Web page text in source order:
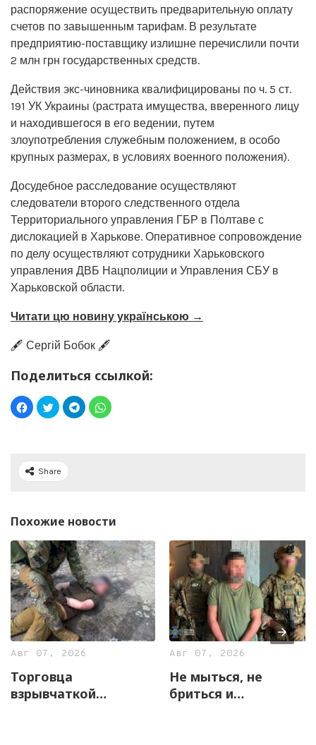
распоряжение осуществить предварительную оплату
счетов по завышенным тарифам. В результате
предприятию-поставщику излишне перечислили почти
2 млн грн государственных средств.
Действия экс-чиновника квалифицированы по ч. 5 ст.
191 УК Украины (растрата имущества, вверенного лицу
и находившегося в его ведении, путем
злоупотребления служебным положением, в особо
крупных размерах, в условиях военного положения).
Досудебное расследование осуществляют
следователи второго следственного отдела
Территориального управления ГБР в Полтаве с
дислокацией в Харькове. Оперативное сопровождение
по делу осуществляют сотрудники Харьковского
управления ДВБ Нацполиции и Управления СБУ в
Харьковской области.
Читати цю новину українською →
🖋️ Сергій Бобок 🖋️
Поделиться ссылкой:
Share
Похожие новости
Авг 07, 2026
Торговца
взрывчаткой
Авг 07, 2026
Не мыться, не
бриться и